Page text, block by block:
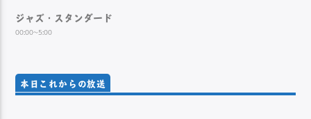
ジャズ・スタンダード
00:00~5:00
本日これからの放送